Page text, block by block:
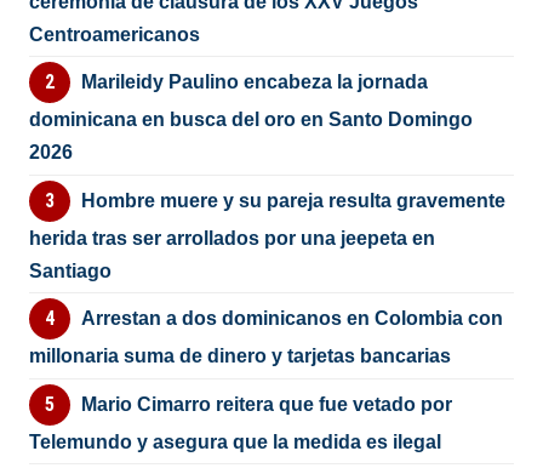
Centroamericanos
Marileidy Paulino encabeza la jornada
dominicana en busca del oro en Santo Domingo
2026
Hombre muere y su pareja resulta gravemente
herida tras ser arrollados por una jeepeta en
Santiago
Arrestan a dos dominicanos en Colombia con
millonaria suma de dinero y tarjetas bancarias
Mario Cimarro reitera que fue vetado por
Telemundo y asegura que la medida es ilegal